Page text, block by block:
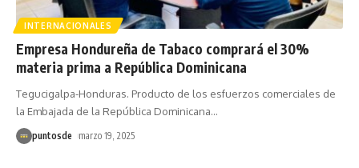
INTERNACIONALES
Empresa Hondureña de Tabaco comprará el 30%
materia prima a República Dominicana
Tegucigalpa-Honduras. Producto de los esfuerzos comerciales de
la Embajada de la República Dominicana…
puntosde marzo 19, 2025